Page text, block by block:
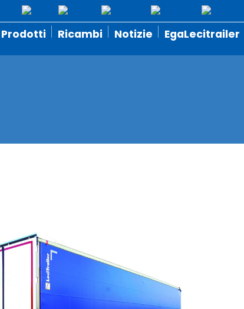
Prodotti Ricambi Notizie EgaLecitrailer